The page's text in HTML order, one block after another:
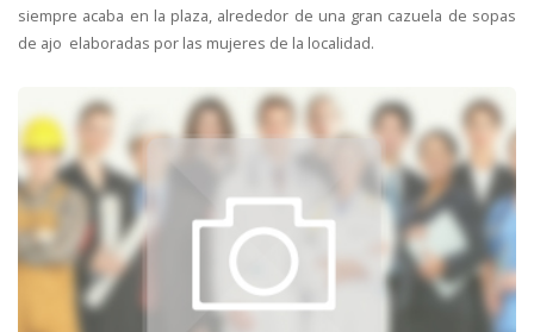
siempre acaba en la plaza, alrededor de una gran cazuela de sopas
de ajo elaboradas por las mujeres de la localidad.